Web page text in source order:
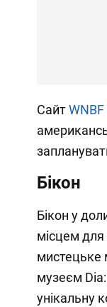
Сайт
Бікон
Бікон у
місцем
мистецьке
музеєм
унікальну